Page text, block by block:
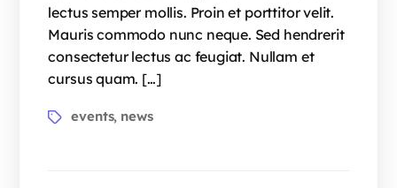
lectus semper mollis. Proin et porttitor velit.
Mauris commodo nunc neque. Sed hendrerit
consectetur lectus ac feugiat. Nullam et
cursus quam. […]
events, news